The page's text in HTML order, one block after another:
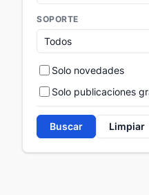
SOPORTE
Solo novedades
Solo publicaciones
Buscar Limpiar